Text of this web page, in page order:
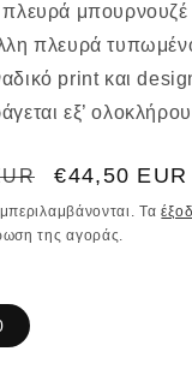
πλευρά μπουρνουζέ
πλευρά
print και
εξ’
Τιμή
έκπτωσης
€44,50 EUR
Τα
της αγοράς.